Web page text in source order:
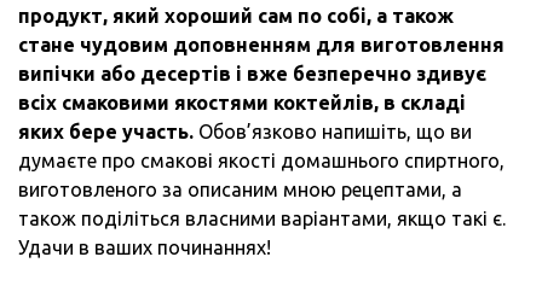
продукт, який хороший сам по собі, а також
стане чудовим доповненням для виготовлення
випічки або десертів і вже безперечно здивує
всіх смаковими якостями коктейлів, в складі
яких бере участь. Обов’язково напишіть, що ви
думаєте про смакові якості домашнього спиртного,
виготовленого за описаним мною рецептами, а
також поділіться власними варіантами, якщо такі є.
Удачи в ваших починаннях!